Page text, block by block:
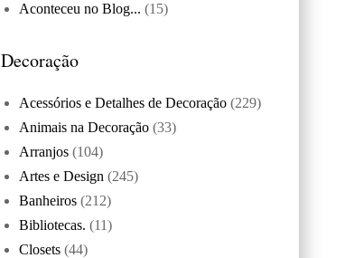
Aconteceu no Blog... (15)
Decoração
Acessórios e Detalhes de Decoração (229)
Animais na Decoração (33)
Arranjos (104)
Artes e Design (245)
Banheiros (212)
Bibliotecas. (11)
Closets (44)